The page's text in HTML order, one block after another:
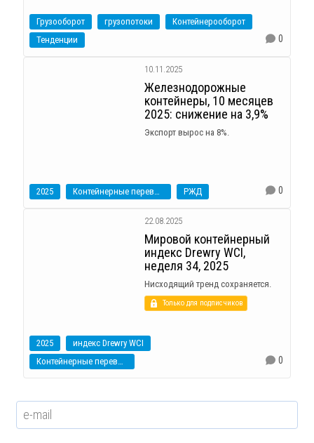
Грузооборот грузопотоки
Контейнерооборот
Тенденции
0
10.11.2025
Железнодорожные
контейнеры, 10 месяцев
2025: снижение на 3,9%
Экспорт вырос на 8%.
2025 Контейнерные перевозки РЖД 0
22.08.2025
Мировой контейнерный
индекс Drewry WCI,
неделя 34, 2025
Нисходящий тренд сохраняется.
Только для подписчиков
2025
индекс Drewry WCI
Контейнерные перевозки
0